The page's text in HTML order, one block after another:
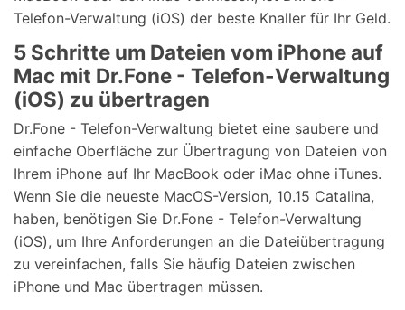
Telefon-Verwaltung (iOS) der beste Knaller für Ihr Geld.
5 Schritte um Dateien vom iPhone auf
Mac mit Dr.Fone - Telefon-Verwaltung
(iOS) zu übertragen
Dr.Fone - Telefon-Verwaltung bietet eine saubere und
einfache Oberfläche zur Übertragung von Dateien von
Ihrem iPhone auf Ihr MacBook oder iMac ohne iTunes.
Wenn Sie die neueste MacOS-Version, 10.15 Catalina,
haben, benötigen Sie Dr.Fone - Telefon-Verwaltung
(iOS), um Ihre Anforderungen an die Dateiübertragung
zu vereinfachen, falls Sie häufig Dateien zwischen
iPhone und Mac übertragen müssen.